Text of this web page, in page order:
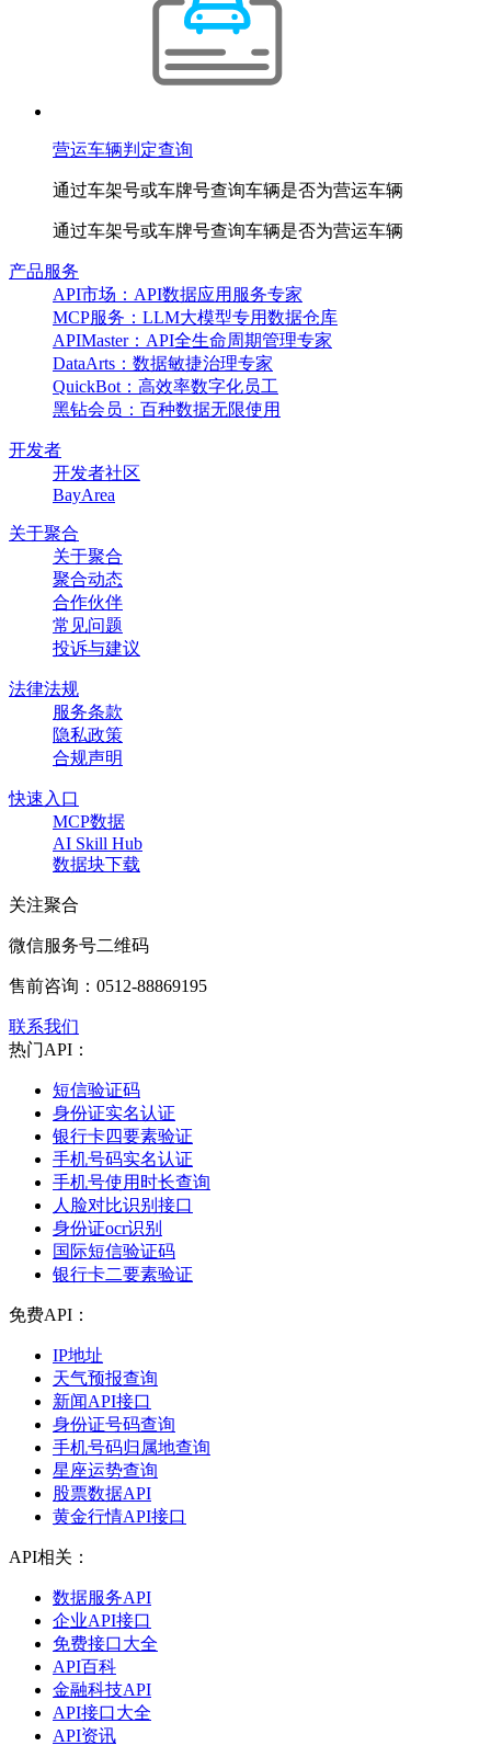
营运车辆判定查询
通过车架号或车牌号查询车辆是否为营运车辆
通过车架号或车牌号查询车辆是否为营运车辆
产品服务
API市场：API数据应用服务专家
MCP服务：LLM大模型专用数据仓库
APIMaster：API全生命周期管理专家
DataArts：数据敏捷治理专家
QuickBot：高效率数字化员工
黑钻会员：百种数据无限使用
开发者
开发者社区
BayArea
关于聚合
关于聚合
聚合动态
合作伙伴
常见问题
投诉与建议
法律法规
服务条款
隐私政策
合规声明
快速入口
MCP数据
AI Skill Hub
数据块下载
关注聚合
微信服务号二维码
售前咨询： 0512-88869195
联系我们
热门API：
短信验证码
身份证实名认证
银行卡四要素验证
手机号码实名认证
手机号使用时长查询
人脸对比识别接口
身份证ocr识别
国际短信验证码
银行卡二要素验证
免费API：
IP地址
天气预报查询
新闻API接口
身份证号码查询
手机号码归属地查询
星座运势查询
股票数据API
黄金行情API接口
API相关：
数据服务API
企业API接口
免费接口大全
API百科
金融科技API
API接口大全
API资讯